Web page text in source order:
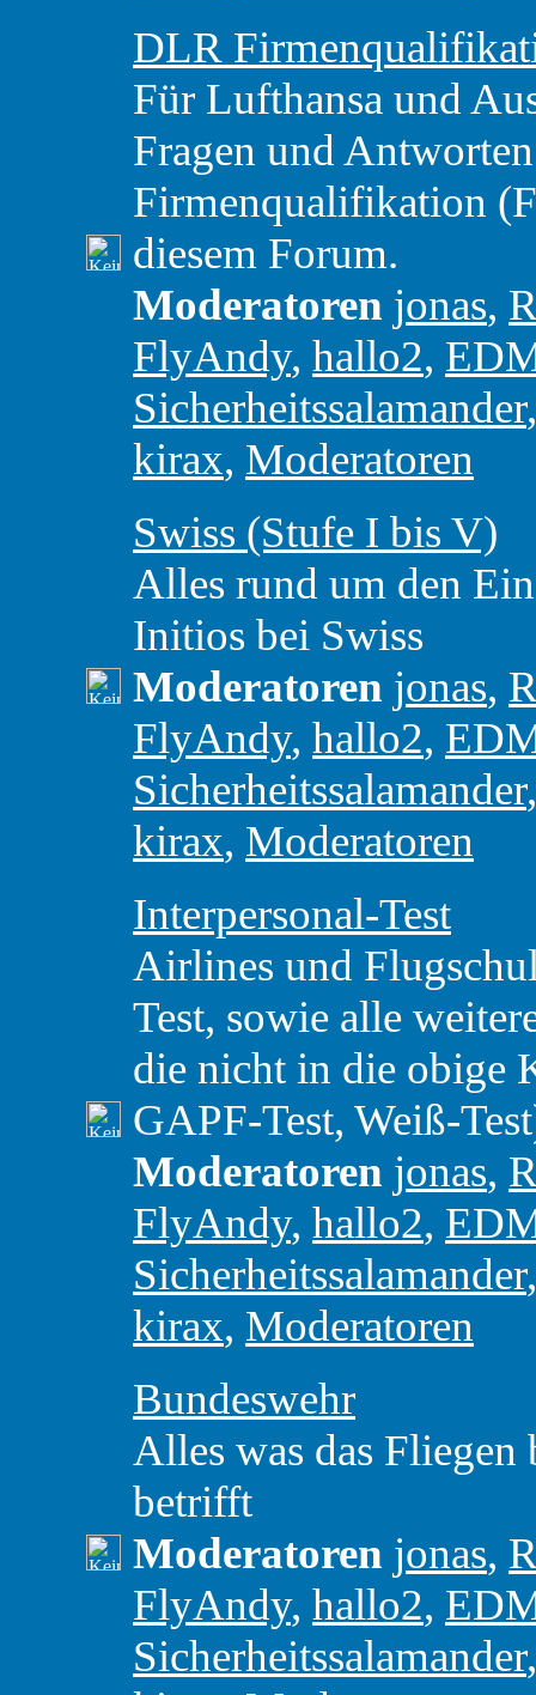
DLR
Für Lufthansa und
Fragen und
Firmenqualifikation
diesem Forum.
Moderatoren jonas,
FlyAndy, hallo2,
Sicherheitssalamander
kirax, Moderatoren
Swiss (Stufe I bis V)
Alles rund um den
Initios bei Swiss
Moderatoren jonas,
FlyAndy, hallo2,
Sicherheitssalamander
kirax, Moderatoren
Interpersonal-Test
Airlines und
Test, sowie alle
die nicht in die obige
GAPF-Test, Weiß-
Moderatoren jonas,
FlyAndy, hallo2,
Sicherheitssalamander
kirax, Moderatoren
Bundeswehr
Alles was das Fliegen
betrifft
Moderatoren jonas,
FlyAndy, hallo2,
Sicherheitssalamander